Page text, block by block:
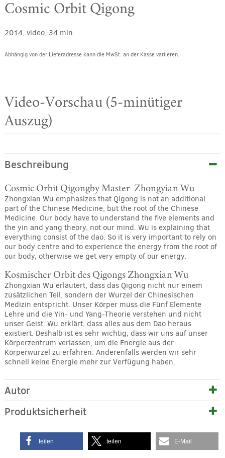
Cosmic Orbit Qigong
2014, video, 34 min.
Abhängig von der Lieferadresse kann die MwSt. an der Kasse variieren.
Video-Vorschau (5-minütiger
Auszug)
Beschreibung
Cosmic Orbit Qigongby Master Zhongyian Wu
Zhongxian Wu emphasizes that Qigong is not an additional
part of the Chinese Medicine, but the root of the Chinese
Medicine. Our body have to understand the five elements and
the yin and yang theory, not our mind. Wu is explaining that
everything consist of the dao. So it is very important to rely on
our body centre and to experience the energy from the root of
our body, otherwise we get very empty of our energy.
Kosmischer Orbit des Qigongs Zhongxian Wu
Zhongxian Wu erläutert, dass das Qigong nicht nur einem
zusätzlichen Teil, sondern der Wurzel der Chinesischen
Medizin entspricht. Unser Körper muss die Fünf Elemente
Lehre und die Yin- und Yang-Theorie verstehen und nicht
unser Geist. Wu erklärt, dass alles aus dem Dao heraus
existiert. Deshalb ist es sehr wichtig, dass wir uns auf unser
Körperzentrum verlassen, um die Energie aus der
Körperwurzel zu erfahren. Anderenfalls werden wir sehr
schnell keine Energie mehr zur Verfügung haben.
Autor
Produktsicherheit
teilen teilen E-Mail